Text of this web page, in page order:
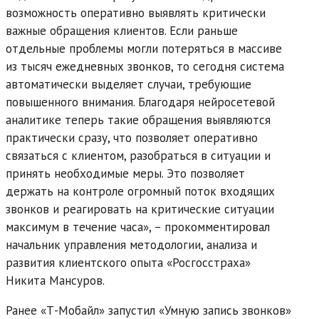
возможность оперативно выявлять критически
важные обращения клиентов. Если раньше
отдельные проблемы могли потеряться в массиве
из тысяч ежедневных звонков, то сегодня система
автоматически выделяет случаи, требующие
повышенного внимания. Благодаря нейросетевой
аналитике теперь такие обращения выявляются
практически сразу, что позволяет оперативно
связаться с клиентом, разобраться в ситуации и
принять необходимые меры. Это позволяет
держать на контроле огромный поток входящих
звонков и реагировать на критические ситуации
максимум в течение часа», – прокомментировал
начальник управления методологии, анализа и
развития клиентского опыта «Росгосстраха»
Никита Мансуров.
Ранее «Т-Мобайл» запустил «Умную запись звонков»